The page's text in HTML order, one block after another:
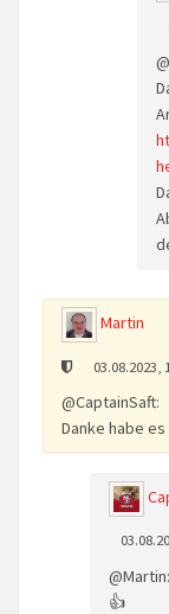
Martin
03.08.2023,
@CaptainSaft:
Danke habe
@Martin:
👍